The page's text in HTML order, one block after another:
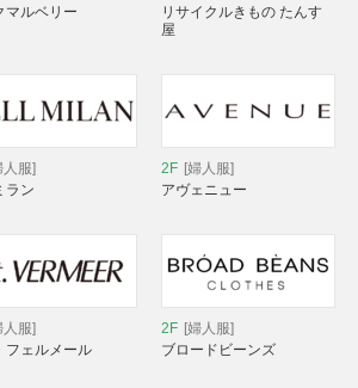
マルベリー
リサイクルきもの たんす
屋
人服]
ラン
2F [婦人服]
アヴェニュー
人服]
フェルメール
2F [婦人服]
ブロードビーンズ